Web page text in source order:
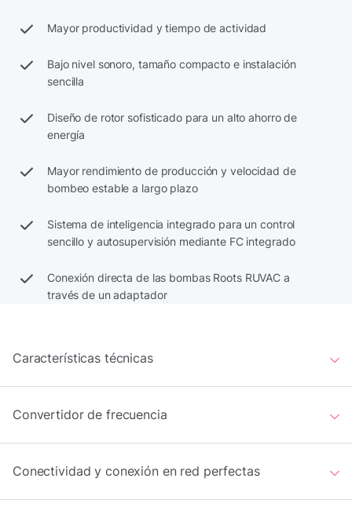
Mayor productividad y tiempo de actividad
Bajo nivel sonoro, tamaño compacto e instalación
sencilla
Diseño de rotor sofisticado para un alto ahorro de
energía
Mayor rendimiento de producción y velocidad de
bombeo estable a largo plazo
Sistema de inteligencia integrado para un control
sencillo y autosupervisión mediante FC integrado
Conexión directa de las bombas Roots RUVAC a
través de un adaptador
Características técnicas
Convertidor de frecuencia
Conectividad y conexión en red perfectas